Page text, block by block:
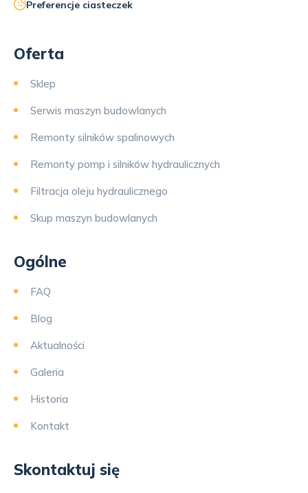
Preferencje ciasteczek
Oferta
Sklep
Serwis maszyn budowlanych
Remonty silników spalinowych
Remonty pomp i silników hydraulicznych
Filtracja oleju hydraulicznego
Skup maszyn budowlanych
Ogólne
FAQ
Blog
Aktualności
Galeria
Historia
Kontakt
Skontaktuj się